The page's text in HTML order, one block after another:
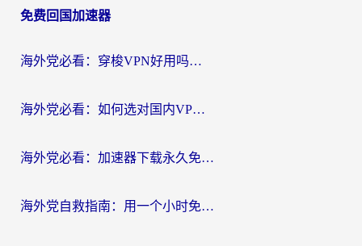
导
免费回国加速器
海外党必看：穿梭VPN好用吗？和云帆VPN对比哪个回国效果更好？附真实测评+避坑指南
海外党必看：如何选对国内VPN，实现无缝访问国内资源？
海外党必看：加速器下载永久免费版真的存在吗？教你无缝访问国内资源的正确姿势
海外党自救指南：用一个小时免费加速器，轻松打破国内资源访问壁垒？